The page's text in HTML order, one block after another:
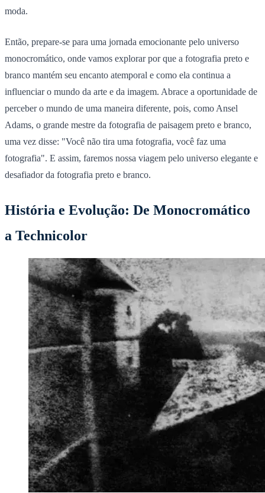
moda.
Então, prepare-se para uma jornada emocionante pelo universo
monocromático, onde vamos explorar por que a fotografia preto e
branco mantém seu encanto atemporal e como ela continua a
influenciar o mundo da arte e da imagem. Abrace a oportunidade de
perceber o mundo de uma maneira diferente, pois, como Ansel
Adams, o grande mestre da fotografia de paisagem preto e branco,
uma vez disse: "Você não tira uma fotografia, você faz uma
fotografia". E assim, faremos nossa viagem pelo universo elegante e
desafiador da fotografia preto e branco.
História e Evolução: De Monocromático
a Technicolor